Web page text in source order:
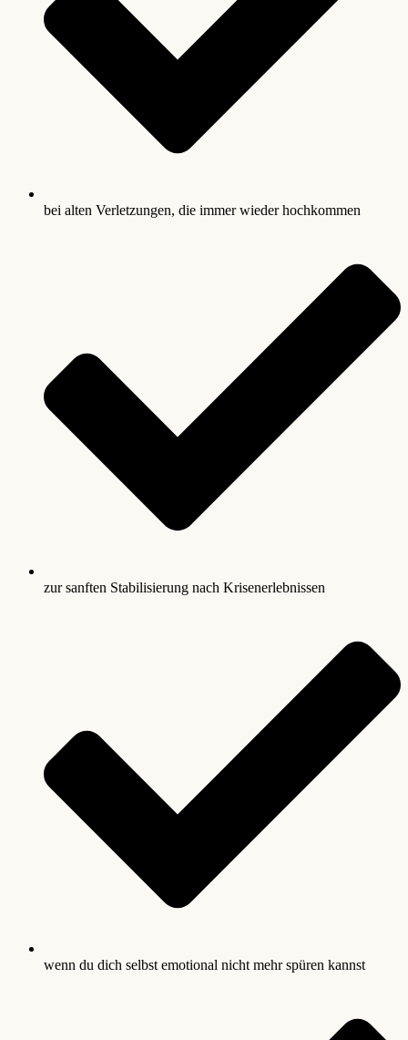
bei alten Verletzungen, die immer wieder hochkommen
zur sanften Stabilisierung nach Krisenerlebnissen
wenn du dich selbst emotional nicht mehr spüren kannst